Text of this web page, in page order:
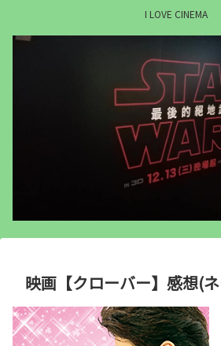
I LOVE CINEMA
映画【クローバー】感想(